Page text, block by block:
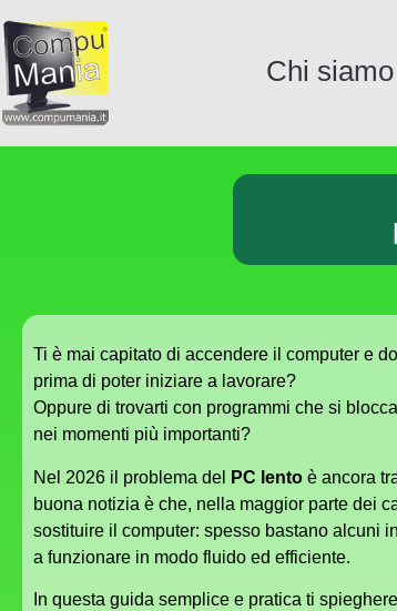
Chi siamo
Ti è mai capitato di accendere il computer e
prima di poter iniziare a lavorare?
Oppure di trovarti con programmi che si
nei momenti più importanti?
Nel 2026 il problema del PC lento è ancora
buona notizia è che, nella maggior parte dei
sostituire il computer: spesso bastano alcuni
a funzionare in modo fluido ed efficiente.
In questa guida semplice e pratica ti